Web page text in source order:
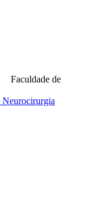
Faculdade de